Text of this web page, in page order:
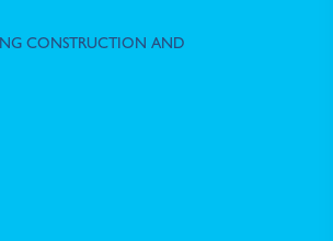
CONSTRUCTION AND